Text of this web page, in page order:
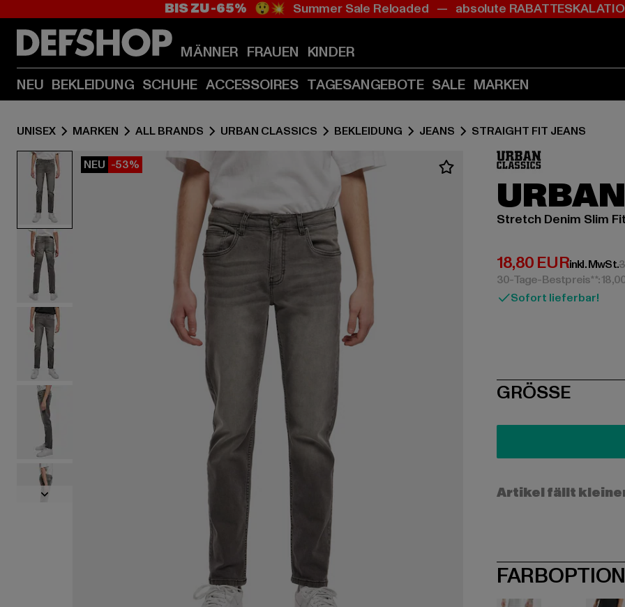
Zum
(Enter
drücken)
Zum
(Enter
drücken)
BIS ZU -65% 😲💥 Summer Sale Reloaded — absolute
MÄNNER FRAUEN KINDER
NEU BEKLEIDUNG SCHUHE ACCESSOIRES TAGESANGEBOTE SALE MARKEN
UNISEX MARKEN ALL BRANDS URBAN CLASSICS BEKLEIDUNG JEANS STRAIGHT FIT JEANS
NEU -53%
Stretch Denim Slim Fit
18,80 EUR
Derzeitiger Preis:
inkl. MwSt.
30-Tage-Bestpreis**:
Sofort lieferbar!
SIZE
GRÖSSE
Artikel fällt